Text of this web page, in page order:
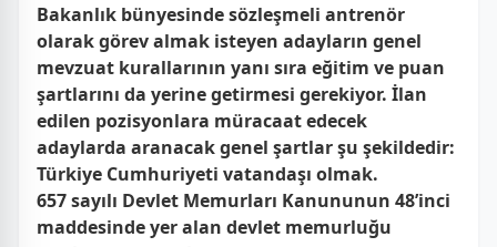
Bakanlık bünyesinde sözleşmeli antrenör
olarak görev almak isteyen adayların genel
mevzuat kurallarının yanı sıra eğitim ve puan
şartlarını da yerine getirmesi gerekiyor. İlan
edilen pozisyonlara müracaat edecek
adaylarda aranacak genel şartlar şu şekildedir:
Türkiye Cumhuriyeti vatandaşı olmak.
657 sayılı Devlet Memurları Kanununun 48’inci
maddesinde yer alan devlet memurluğu